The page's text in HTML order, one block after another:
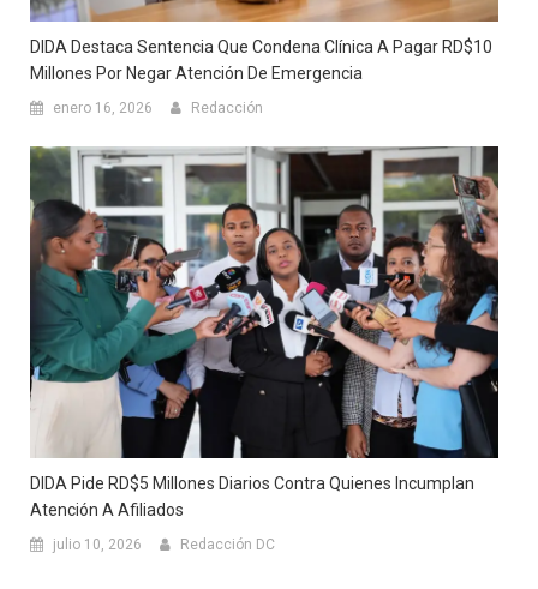
DIDA Destaca Sentencia Que Condena Clínica A Pagar RD$10
Millones Por Negar Atención De Emergencia
enero 16, 2026 Redacción
DIDA Pide RD$5 Millones Diarios Contra Quienes Incumplan
Atención A Afiliados
julio 10, 2026 Redacción DC